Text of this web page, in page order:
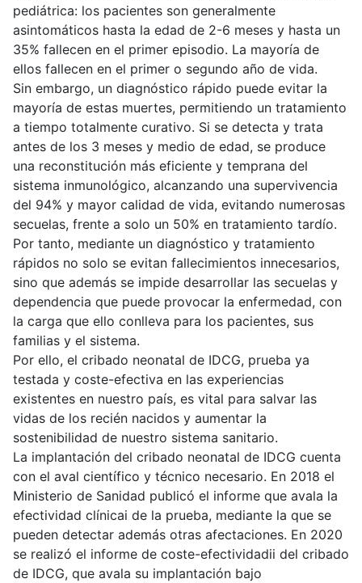
pediátrica: los pacientes son generalmente
asintomáticos hasta la edad de 2-6 meses y hasta un
35% fallecen en el primer episodio. La mayoría de
ellos fallecen en el primer o segundo año de vida.
Sin embargo, un diagnóstico rápido puede evitar la
mayoría de estas muertes, permitiendo un tratamiento
a tiempo totalmente curativo. Si se detecta y trata
antes de los 3 meses y medio de edad, se produce
una reconstitución más eficiente y temprana del
sistema inmunológico, alcanzando una supervivencia
del 94% y mayor calidad de vida, evitando numerosas
secuelas, frente a solo un 50% en tratamiento tardío.
Por tanto, mediante un diagnóstico y tratamiento
rápidos no solo se evitan fallecimientos innecesarios,
sino que además se impide desarrollar las secuelas y
dependencia que puede provocar la enfermedad, con
la carga que ello conlleva para los pacientes, sus
familias y el sistema.
Por ello, el cribado neonatal de IDCG, prueba ya
testada y coste-efectiva en las experiencias
existentes en nuestro país, es vital para salvar las
vidas de los recién nacidos y aumentar la
sostenibilidad de nuestro sistema sanitario.
La implantación del cribado neonatal de IDCG cuenta
con el aval científico y técnico necesario. En 2018 el
Ministerio de Sanidad publicó el informe que avala la
efectividad clínicai de la prueba, mediante la que se
pueden detectar además otras afectaciones. En 2020
se realizó el informe de coste-efectividadii del cribado
de IDCG, que avala su implantación bajo